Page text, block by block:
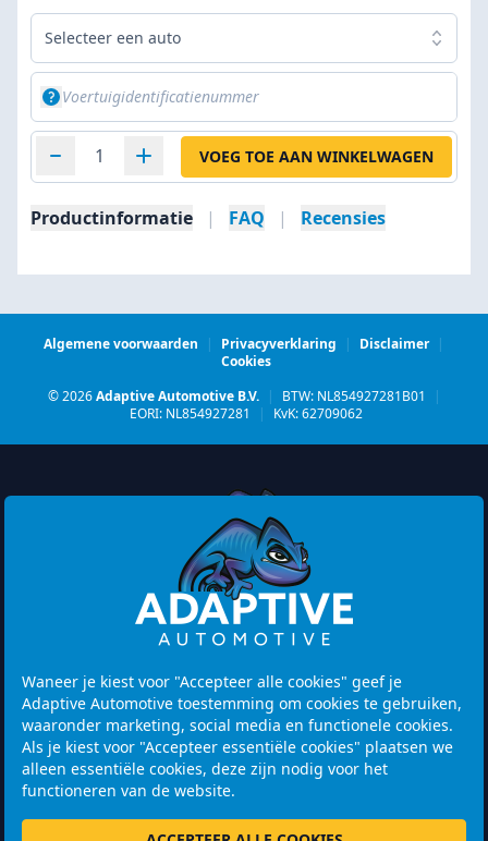
Waneer je kiest voor "Accepteer alle cookies" geef je
Adaptive Automotive toestemming om cookies te gebruiken,
waaronder marketing, social media en functionele cookies.
Als je kiest voor "Accepteer essentiële cookies" plaatsen we
alleen essentiële cookies, deze zijn nodig voor het
functioneren van de website.
Selecteer een auto
VOEG TOE AAN WINKELWAGEN
Productinformatie | FAQ | Recensies
Algemene voorwaarden | Privacyverklaring | Disclaimer |
Cookies
© 2026Adaptive Automotive B.V. | BTW: NL854927281B01
|
EORI: NL854927281
| KvK: 62709062
Watermolen 29
6229 PM MAASTRICHT
Openingstijden:
Let op! Bezoek is alleen mogelijk na het maken van een
afspraak.
+31 46 202 1131